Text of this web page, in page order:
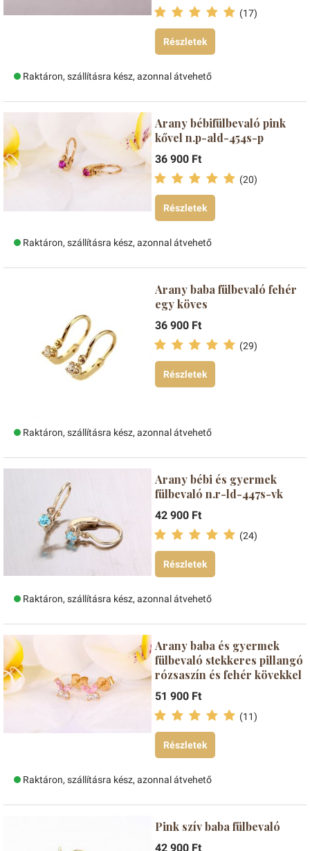
(17)
Részletek
Raktáron, szállításra kész, azonnal átvehető
Arany bébifülbevaló pink
kővel n.p-ald-454s-p
36 900 Ft
(20)
Részletek
Raktáron, szállításra kész, azonnal átvehető
Arany baba fülbevaló fehér
egy köves
36 900 Ft
(29)
Részletek
Raktáron, szállításra kész, azonnal átvehető
Arany bébi és gyermek
fülbevaló n.r-ld-447s-vk
42 900 Ft
(24)
Részletek
Raktáron, szállításra kész, azonnal átvehető
Arany baba és gyermek
fülbevaló stekkeres pillangó
rózsaszín és fehér kövekkel
51 900 Ft
(11)
Részletek
Raktáron, szállításra kész, azonnal átvehető
Pink szív baba fülbevaló
42 900 Ft